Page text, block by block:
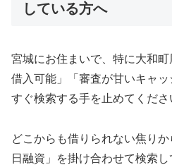
している方へ
宮城にお住まいで、特に大和
借入可能」「審査が甘いキャ
すぐ検索する手を止めてくださ
どこからも借りられない焦り
日融資」を掛け合わせて検索